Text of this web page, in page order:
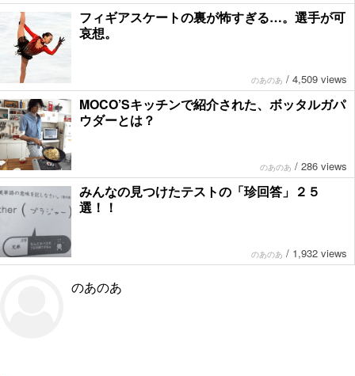
フィギアスケートの裏が怖すぎる…。選手が可
哀想。
のあのあ / 4,509 views
MOCO’Sキッチンで紹介された、ボッタルガパ
ウダーとは？
のあのあ / 286 views
みんなの見つけたテストの「珍回答」２５
選！！
のあのあ / 1,932 views
のあのあ